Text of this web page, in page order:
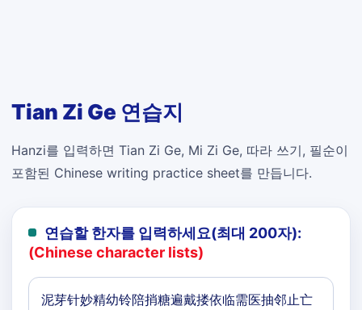
Tian Zi Ge 연습지
Hanzi를 입력하면 Tian Zi Ge, Mi Zi Ge, 따라 쓰기, 필순이
포함된 Chinese writing practice sheet를 만듭니다.
연습할 한자를 입력하세요(최대 200자):
(Chinese character lists)